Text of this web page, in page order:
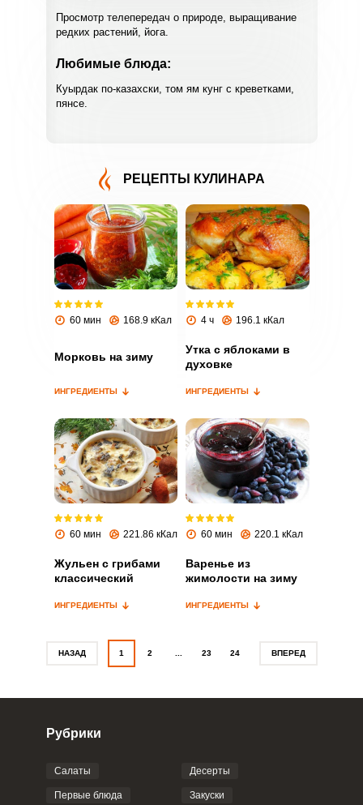
Просмотр телепередач о природе, выращивание
редких растений, йога.
Любимые блюда:
Куырдак по-казахски, том ям кунг с креветками,
пянсе.
РЕЦЕПТЫ КУЛИНАРА
60 мин 168.9 кКал
Морковь на зиму
ИНГРЕДИЕНТЫ
4 ч 196.1 кКал
Утка с яблоками в
духовке
ИНГРЕДИЕНТЫ
60 мин 221.86 кКал
Жульен с грибами
классический
ИНГРЕДИЕНТЫ
60 мин 220.1 кКал
Варенье из
жимолости на зиму
ИНГРЕДИЕНТЫ
НАЗАД 1 2 23 24 ВПЕРЕД
Рубрики
Салаты
Первые блюда
Десерты
Закуски
ВХОД НА САЙТ РЕГИСТРАЦИЯ
Войдите
с помощью социальных сетей:
или
Запомнить меня
ВХОД
ЕЩЕ НЕ ЗАРЕГИСТРИРОВАННЫ?